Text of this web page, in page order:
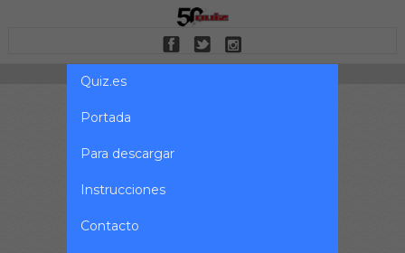
Quiz.es
Portada
Para descargar
Instrucciones
Contacto